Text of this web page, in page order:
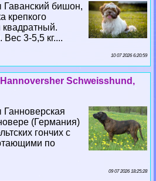
бишон,
крепкого
3-5,5 кг....
10 07 2026 6:20:59
Schweisshund,
(Германия)
гончих с
по
09 07 2026 18:25:28